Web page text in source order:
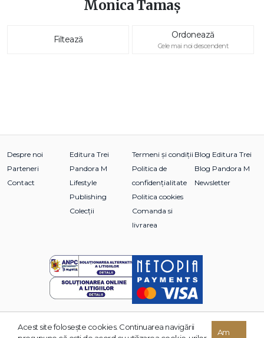
Monica Tamaş
Filtează Ordonează
Cele mai noi descendent
Despre noi
Parteneri
Contact
Editura Trei
Pandora M
Lifestyle
Publishing
Colecții
Termeni și condiții
Politica de
confidențialitate
Politica cookies
Comanda si
livrarea
Blog Editura Trei
Blog Pandora M
Newsletter
© 2026 Grupul Editorial TREI. Toate drepturile rezervate.
Acest site foloseşte cookies. Continuarea navigării
Am